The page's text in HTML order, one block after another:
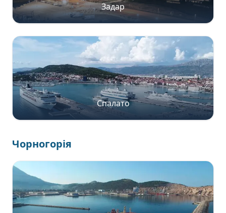
Задар
Спалато
Чорногорія